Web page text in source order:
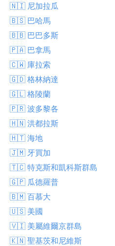
🇳🇮 尼加拉瓜
🇧🇸 巴哈馬
🇧🇧 巴巴多斯
🇵🇦 巴拿馬
🇨🇼 庫拉索
🇬🇩 格林納達
🇬🇱 格陵蘭
🇵🇷 波多黎各
🇭🇳 洪都拉斯
🇭🇹 海地
🇯🇲 牙買加
🇹🇨 特克斯和凱科斯群島
🇬🇵 瓜德羅普
🇧🇲 百慕大
🇺🇸 美國
🇻🇮 美屬維爾京群島
🇰🇳 聖基茨和尼維斯